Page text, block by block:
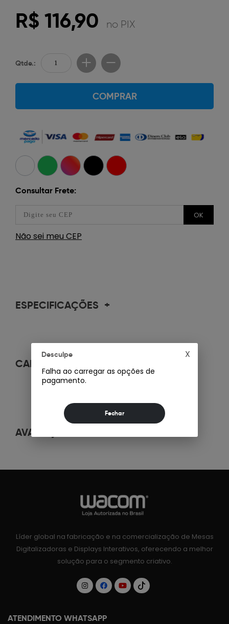
R$ 116,90 no PIX
Qtde.:
COMPRAR
Consultar Frete:
OK
Não sei meu CEP
ESPECIFICAÇÕES +
CARACTERÍSTICAS
AVALIAÇÕES
Líder global na fabricação e na comercialização de Mesas
Digitalizadoras e Displays Interativos, oferecendo a melhor
solução para o segmento criativo.
ATENDIMENTO WHATSAPP
Desculpe
Falha ao carregar as opções de
pagamento.
X